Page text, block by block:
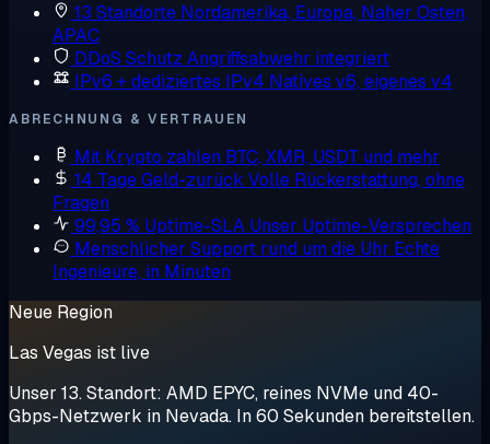
13 Standorte Nordamerika, Europa, Naher Osten,
APAC
DDoS Schutz Angriffsabwehr integriert
IPv6 + dediziertes IPv4 Natives v6, eigenes v4
ABRECHNUNG & VERTRAUEN
Mit Krypto zahlen BTC, XMR, USDT und mehr
14 Tage Geld-zurück Volle Rückerstattung, ohne
Fragen
99,95 % Uptime-SLA Unser Uptime-Versprechen
Menschlicher Support rund um die Uhr Echte
Ingenieure, in Minuten
Neue Region
Las Vegas ist live
Unser 13. Standort: AMD EPYC, reines NVMe und 40-
Gbps-Netzwerk in Nevada. In 60 Sekunden bereitstellen.